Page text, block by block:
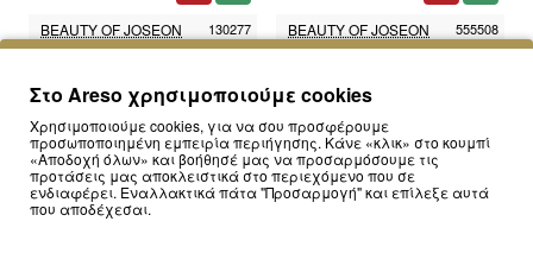
BEAUTY OF JOSEON 130277
Beauty of Joseon Relief Sun: Aqua-
Αντηλιακό για Λιπαρές Επιδερμίδες
15.50€
BEAUTY OF JOSEON 555508
Beauty of Joseon Relief Sun: Rice +
Αντηλιακό Προσώπου
14.90€
Στο Areso χρησιμοποιούμε cookies
Χρησιμοποιούμε cookies, για να σου προσφέρουμε
προσωποποιημένη εμπειρία περιήγησης. Κάνε «κλικ» στο κουμπί
«Αποδοχή όλων» και βοήθησέ μας να προσαρμόσουμε τις
προτάσεις μας αποκλειστικά στο περιεχόμενο που σε
ενδιαφέρει. Εναλλακτικά πάτα "Προσαρμογή" και επίλεξε αυτά
που αποδέχεσαι.